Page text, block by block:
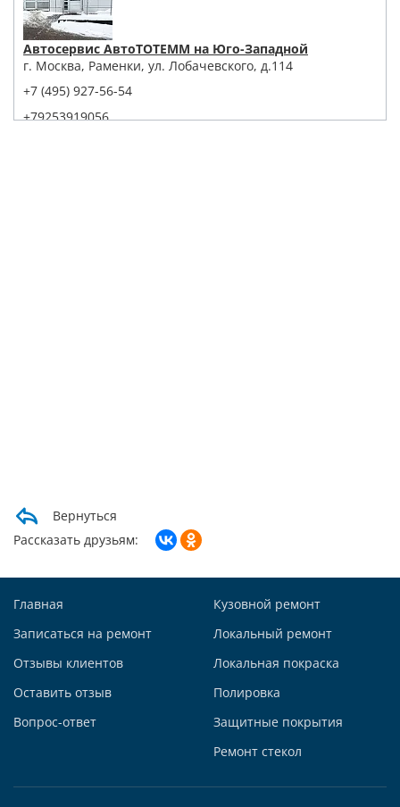
Автосервис АвтоТОТЕММ на Юго-Западной
г. Москва, Раменки, ул. Лобачевского, д.114
+7 (495) 927-56-54
+79253919056
Telegram
Заказать звонок
121059, г. Москва, ул. Киевская, д. 14, стр. 3
+7 (495) 927-56-51
Вернуться
Рассказать друзьям:
Главная
Записаться на ремонт
Отзывы клиентов
Оставить отзыв
Вопрос-ответ
Кузовной ремонт
Локальный ремонт
Локальная покраска
Полировка
Защитные покрытия
Ремонт стекол